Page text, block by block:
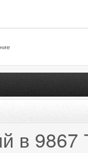
в 9867